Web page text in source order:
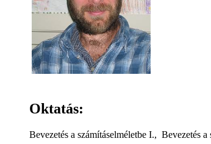
Oktatás:
Bevezetés a számításelméletbe I., Bevezetés